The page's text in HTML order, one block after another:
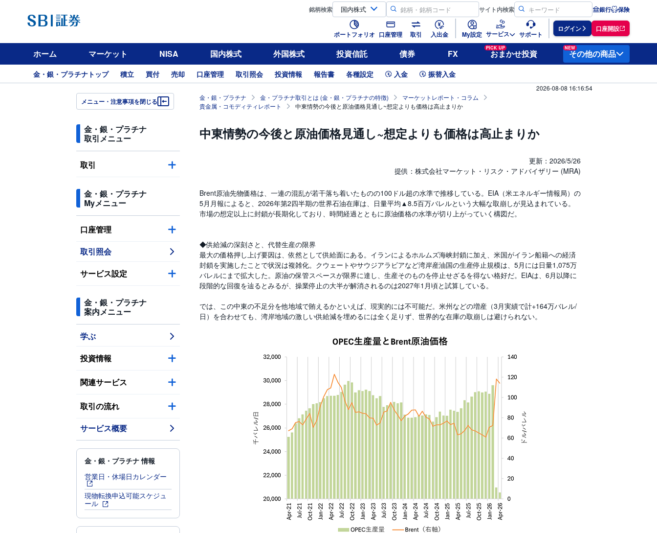
銘柄検索 サイト内検索 銀行 保険
ポートフォリオ 口座管理 取引 入出金 My設定 サービス サポート
ログイン 口座開設
ホーム マーケット NISA 国内株式 外国株式 投資信託 債券 FX
PICK UP
おまかせ投資
NEW
その他の商品
金・銀・プラチナトップ 積立 買付 売却 口座管理 取引照会 投資情報 報告書 各種設定 入金 振替入金
2026-08-08 16:16:54
メニュー・注意事項を閉じる
金・銀・プラチナ
取引メニュー
取引
金・銀・プラチナ
Myメニュー
口座管理
取引照会
サービス設定
金・銀・プラチナ
案内メニュー
学ぶ
投資情報
関連サービス
取引の流れ
サービス概要
金・銀・プラチナ 情報
営業日・休場日カレンダー
現物転換申込可能スケジュ
ール
金・銀・プラチナ 金・プラチナ取引とは (金・銀・プラチナの特徴)
マーケットレポート・コラム
貴金属・コモディティレポート
中東情勢の今後と原油価格見通し~想定よりも価格は高止まりか
中東情勢の今後と原油価格見通し~想定よりも価格は高止まりか
更新：2026/5/26
提供：株式会社マーケット・リスク・アドバイザリー (MRA)
Brent原油先物価格は、一連の混乱が若干落ち着いたものの100ドル超の水準で推移している。EIA（米エネルギー情報局）の
5月月報によると、2026年第2四半期の世界石油在庫は、日量平均▲8.5百万バレルという大幅な取崩しが見込まれている。
市場の想定以上に封鎖が長期化しており、時間経過とともに原油価格の水準が切り上がっていく構図だ。
◆供給減の深刻さと、代替生産の限界
最大の価格押し上げ要因は、依然として供給面にある。イランによるホルムズ海峡封鎖に加え、米国がイラン船籍への経済
封鎖を実施したことで状況は複雑化。クウェートやサウジアラビアなど湾岸産油国の生産停止規模は、5月には日量1,075万
バレルにまで拡大した。原油の保管スペースが限界に達し、生産そのものを停止せざるを得ない格好だ。EIAは、6月以降に
段階的な回復を辿るとみるが、操業停止の大半が解消されるのは2027年1月頃と試算している。
では、この中東の不足分を他地域で賄えるかといえば、現実的には不可能だ。米州などの増産（3月実績で計+164万バレル/
日）を合わせても、湾岸地域の激しい供給減を埋めるには全く足りず、世界的な在庫の取崩しは避けられない。